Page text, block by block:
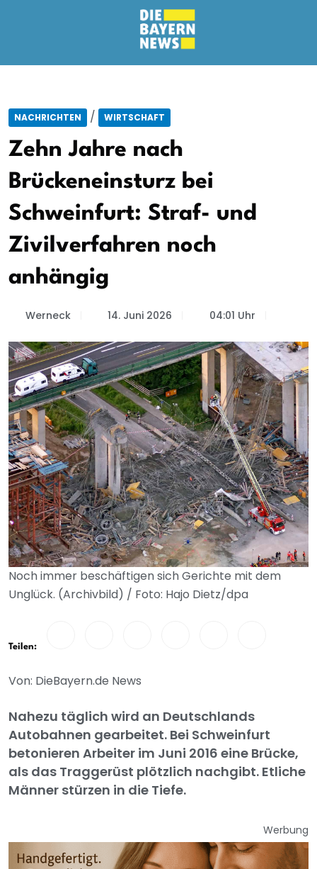
NACHRICHTEN / WIRTSCHAFT
Zehn Jahre nach
Brückeneinsturz bei
Schweinfurt: Straf- und
Zivilverfahren noch
anhängig
Werneck 14. Juni 2026 04:01 Uhr
Noch immer beschäftigen sich Gerichte mit dem
Unglück. (Archivbild) / Foto: Hajo Dietz/dpa
Teilen:
Von: DieBayern.de News
Nahezu täglich wird an Deutschlands
Autobahnen gearbeitet. Bei Schweinfurt
betonieren Arbeiter im Juni 2016 eine Brücke,
als das Traggerüst plötzlich nachgibt. Etliche
Männer stürzen in die Tiefe.
Werbung